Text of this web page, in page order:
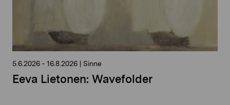
5.6.2026 - 16.8.2026 | Sinne
Eeva Lietonen: Wavefolder